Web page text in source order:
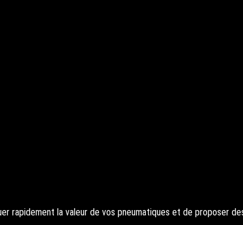
rapidement la valeur de vos pneumatiques et de proposer